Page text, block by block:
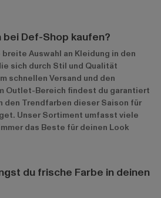
Def-Shop kaufen?
Auswahl an Kleidung in den
sich durch Stil und Qualität
schnellen Versand und den
Outlet-Bereich findest du garantiert
den Trendfarben dieser Saison für
Unser Sortiment umfasst viele
das Beste für deinen Look
du frische Farbe in deinen